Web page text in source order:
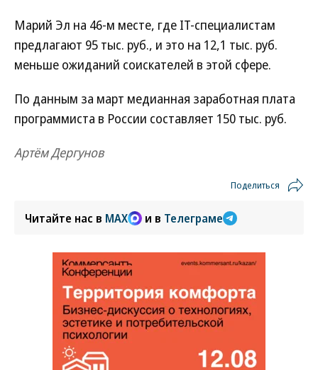
Марий Эл на 46-м месте, где IT-специалистам
предлагают 95 тыс. руб., и это на 12,1 тыс. руб.
меньше ожиданий соискателей в этой сфере.
По данным за март медианная заработная плата
программиста в России составляет 150 тыс. руб.
Артём Дергунов
Поделиться
Читайте нас в MAX и в Телеграме